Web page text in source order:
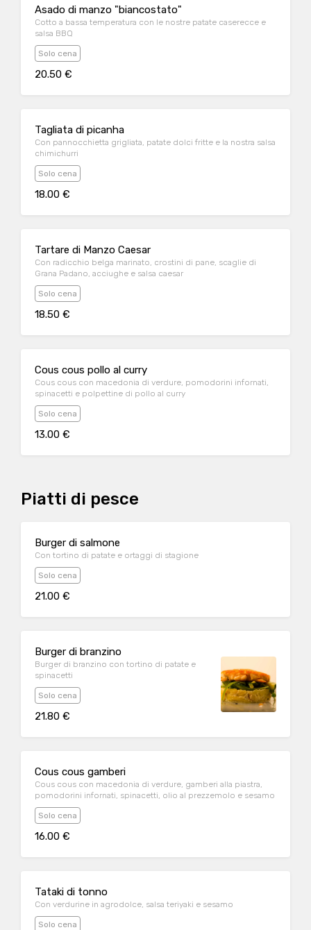
Asado di manzo "biancostato"
Cotto a bassa temperatura con le nostre patate caserecce e
salsa BBQ
Solo cena
20.50 €
Tagliata di picanha
Con pannocchietta grigliata, patate dolci fritte e la nostra salsa
chimichurri
Solo cena
18.00 €
Tartare di Manzo Caesar
Con radicchio belga marinato, crostini di pane, scaglie di
Grana Padano, acciughe e salsa caesar
Solo cena
18.50 €
Cous cous pollo al curry
Cous cous con macedonia di verdure, pomodorini infornati,
spinacetti e polpettine di pollo al curry
Solo cena
13.00 €
Piatti di pesce
Burger di salmone
Con tortino di patate e ortaggi di stagione
Solo cena
21.00 €
Burger di branzino
Burger di branzino con tortino di patate e
spinacetti
Solo cena
21.80 €
Cous cous gamberi
Cous cous con macedonia di verdure, gamberi alla piastra,
pomodorini infornati, spinacetti, olio al prezzemolo e sesamo
Solo cena
16.00 €
Tataki di tonno
Con verdurine in agrodolce, salsa teriyaki e sesamo
Solo cena